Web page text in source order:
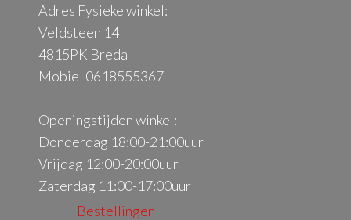
Adres Fysieke winkel:
Veldsteen 14
4815PK Breda
Mobiel 0618555367
Openingstijden winkel:
Donderdag 18:00-21:00uur
Vrijdag 12:00-20:00uur
Zaterdag 11:00-17:00uur
Bestellingen